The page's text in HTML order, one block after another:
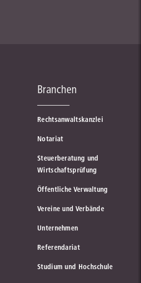
Branchen
Rechtsanwaltskanzlei
Notariat
Steuerberatung und
Wirtschaftsprüfung
Öffentliche Verwaltung
Vereine und Verbände
Unternehmen
Referendariat
Studium und Hochschule